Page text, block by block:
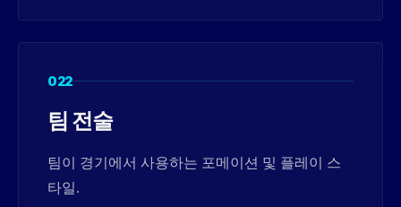
022
팀 전술
팀이 경기에서 사용하는 포메이션 및 플레이 스
타일.